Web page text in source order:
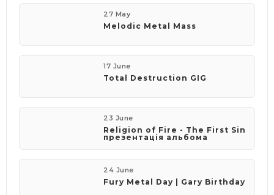
27 May
Melodic Metal Mass
17 June
​Total Destruction GIG
23 June
​Religion of Fire - The First Sin
презентація альбома
24 June
Fury Metal Day | Gary Birthday